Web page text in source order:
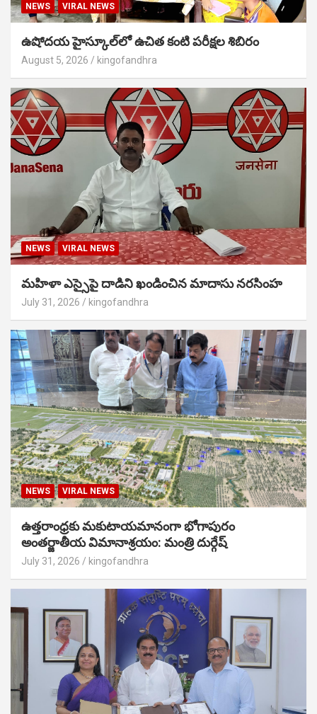
NEWS VIRAL NEWS
ఉషోదయ హైస్కూల్‌లో ఉచిత కంటి పరీక్షల శిబిరం
August 5, 2026 kingofandhra
NEWS VIRAL NEWS
మహిళా ఎస్సైపై దాడిని ఖండించిన మాదాసు నరసింహ
July 31, 2026 kingofandhra
NEWS VIRAL NEWS
ఉత్తరాంధ్రకు మకుటాయమానంగా భోగాపురం
అంతర్జాతీయ విమానాశ్రయం: మంత్రి దుర్గేష్
July 31, 2026 kingofandhra